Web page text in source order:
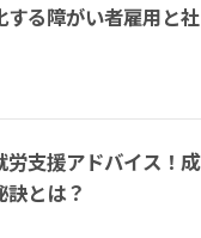
する障がい者雇用と社
労支援アドバイス！成
とは？